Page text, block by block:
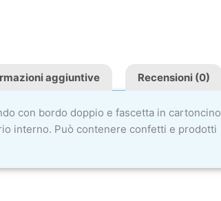
aggiuntive Recensioni (0)
con bordo doppio e fascetta in cartoncino
interno. Può contenere confetti e prodotti